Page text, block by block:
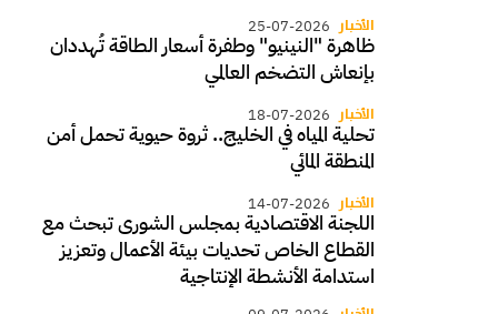
الأخبار 25-07-2026
ظاهرة "النينيو" وطفرة أسعار الطاقة تُهددان
بإنعاش التضخم العالمي
الأخبار 18-07-2026
تحلية المياه في الخليج.. ثروة حيوية تحمل أمن
المنطقة المائي
الأخبار 14-07-2026
اللجنة الاقتصادية بمجلس الشورى تبحث مع
القطاع الخاص تحديات بيئة الأعمال وتعزيز
استدامة الأنشطة الإنتاجية